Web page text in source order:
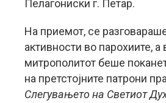
Пелагониски г. Петар.
На приемот, се
активности во парохиите,
митрополитот беше
на претстојните патрони
Слегувањето на Светиот